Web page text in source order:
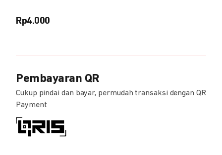
Rp4.000
Pembayaran QR
Cukup pindai dan bayar, permudah transaksi dengan QR
Payment